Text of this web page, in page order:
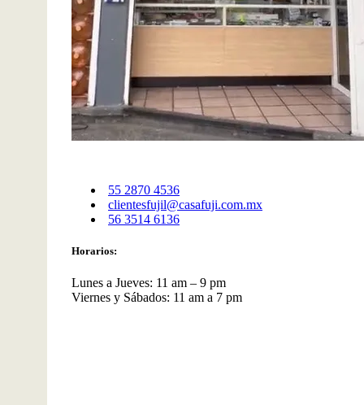
55 2870 4536
clientesfujil@casafuji.com.mx
56 3514 6136
Horarios:
Lunes a Jueves: 11 am – 9 pm
Viernes y Sábados: 11 am a 7 pm